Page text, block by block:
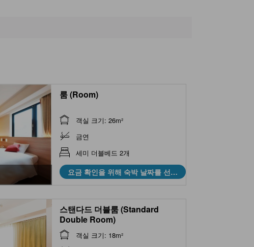
룸 (Room)
객실 크기: 26m²
금연
세미 더블베드 2개
요금 확인을 위해 숙박 날짜를 선택
하세요
스탠다드 더블룸 (Standard
Double Room)
객실 크기: 18m²